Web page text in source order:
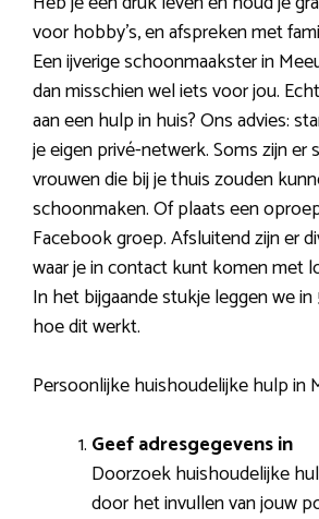
voor hobby’s, en afspreken met
Een ijverige schoonmaakster in
dan misschien wel iets voor jou.
aan een hulp in huis? Ons advies:
je eigen privé-netwerk. Soms zijn er
vrouwen die bij je thuis zouden
schoonmaken. Of plaats een
Facebook groep. Afsluitend zijn er
waar je in contact kunt komen met
In het bijgaande stukje leggen we
hoe dit werkt.
Persoonlijke huishoudelijke hulp in
Geef adresgegevens in
Doorzoek huishoudelijke
door het invullen van jouw